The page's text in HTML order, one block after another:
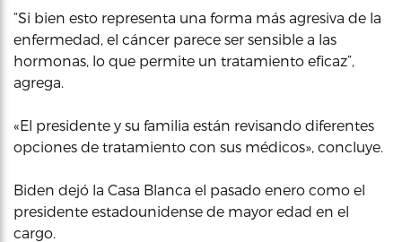
“Si bien esto representa una forma más agresiva de la
enfermedad, el cáncer parece ser sensible a las
hormonas, lo que permite un tratamiento eficaz”,
agrega.
«El presidente y su familia están revisando diferentes
opciones de tratamiento con sus médicos», concluye.
Biden dejó la Casa Blanca el pasado enero como el
presidente estadounidense de mayor edad en el
cargo.